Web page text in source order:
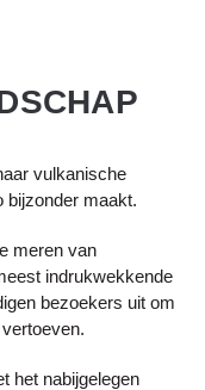
vulkanische
bijzonder maakt.
meren van
indrukwekkende
bezoekers uit om
het nabijgelegen